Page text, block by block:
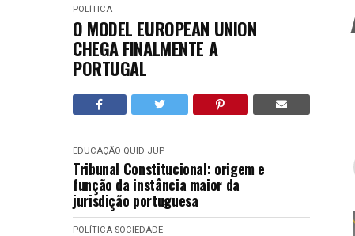
POLÍTICA
O MODEL EUROPEAN UNION
CHEGA FINALMENTE A
PORTUGAL
EDUCAÇÃO QUID JUP
Tribunal Constitucional: origem e
função da instância maior da
jurisdição portuguesa
POLÍTICA SOCIEDADE